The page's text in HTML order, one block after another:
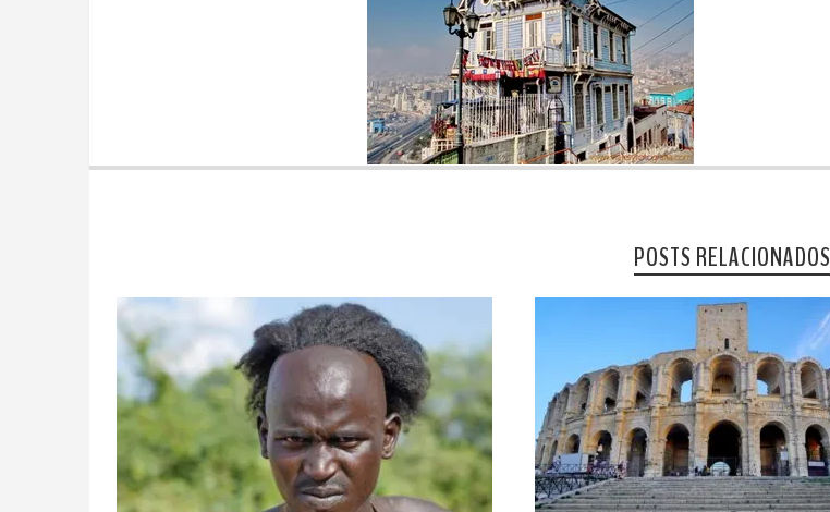
POSTS RELACIONADOS